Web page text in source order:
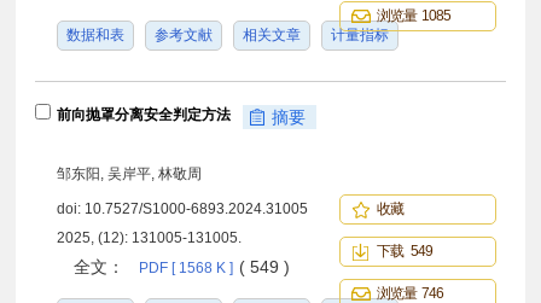
数据和表 参考文献 相关文章 计量指标
浏览量 1085
前向抛罩分离安全判定方法 摘要
邹东阳, 吴岸平, 林敬周
doi: 10.7527/S1000-6893.2024.31005
2025, (12): 131005-131005.
全文： PDF [ 1568 K ] ( 549 )
收藏
下载 549
浏览量 746